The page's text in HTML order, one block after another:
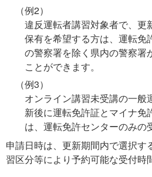
（例2）
違反運転者講習対象者で、更
保有を希望する方は、運転免
の警察署を除く県内の警察署
ことができます。
（例3）
オンライン講習未受講の一般
新後に運転免許証とマイナ免
は、運転免許センターのみの
申請日時は、更新期間内で選択す
習区分等により予約可能な受付時